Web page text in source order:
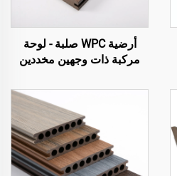
أرضية WPC صلبة - لوحة
مركبة ذات وجهين مخددين